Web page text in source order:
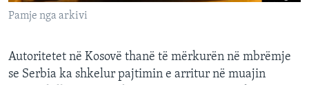
Pamje nga arkivi
Autoritetet në Kosovë thanë të mërkurën në mbrëmje
se Serbia ka shkelur pajtimin e arritur në muajin